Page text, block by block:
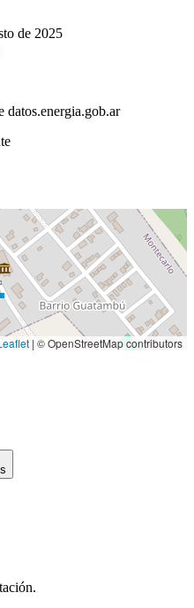
de 2025
datos.energia.gob.ar
| © OpenStreetMap contributors